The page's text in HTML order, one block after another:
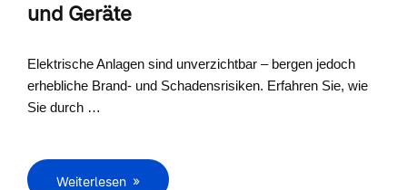
und Geräte
Elektrische Anlagen sind unverzichtbar – bergen jedoch
erhebliche Brand- und Schadensrisiken. Erfahren Sie, wie
Sie durch …
Weiterlesen